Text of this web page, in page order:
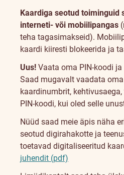
Kaardiga seotud toiminguid
interneti- või mobiilipangas
teha tagasimakseid).
kaardi kiiresti blokeerida ja
Uus! Vaata oma PIN-koodi
Saad mugavalt vaadata
kaardinumbrit,
PIN-koodi, kui oled selle
Nüüd saad meie äpis näha
seotud digirahakotte ja
toetavad digitaliseeritud
juhendit (pdf)